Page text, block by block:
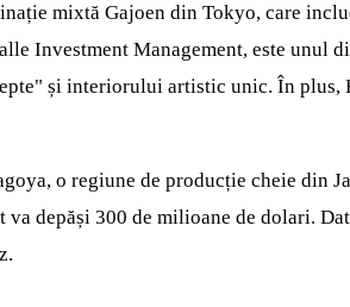
mixtă Gajoen din Tokyo, care
Investment Management, este unul
și interiorului artistic unic. În plus,
o regiune de producție cheie din
depăși 300 de milioane de dolari.